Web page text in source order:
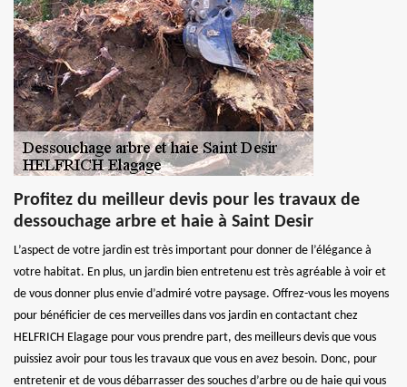
Profitez du meilleur devis pour les travaux de
dessouchage arbre et haie à Saint Desir
L’aspect de votre jardin est très important pour donner de l’élégance à
votre habitat. En plus, un jardin bien entretenu est très agréable à voir et
de vous donner plus envie d’admiré votre paysage. Offrez-vous les moyens
pour bénéficier de ces merveilles dans vos jardin en contactant chez
HELFRICH Elagage pour vous prendre part, des meilleurs devis que vous
puissiez avoir pour tous les travaux que vous en avez besoin. Donc, pour
entretenir et de vous débarrasser des souches d’arbre ou de haie qui vous